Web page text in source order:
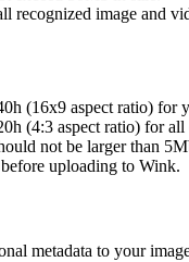
recognized image and
(16x9 aspect ratio) for
(4:3 aspect ratio) for all
not be larger than
uploading to Wink.
metadata to your